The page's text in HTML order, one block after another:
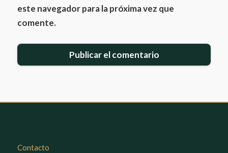
este navegador para la próxima vez que
comente.
Contacto